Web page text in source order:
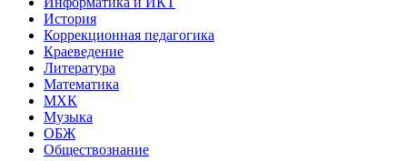
История
Коррекционная педагогика
Краеведение
Литература
Математика
МХК
Музыка
ОБЖ
Обществознание